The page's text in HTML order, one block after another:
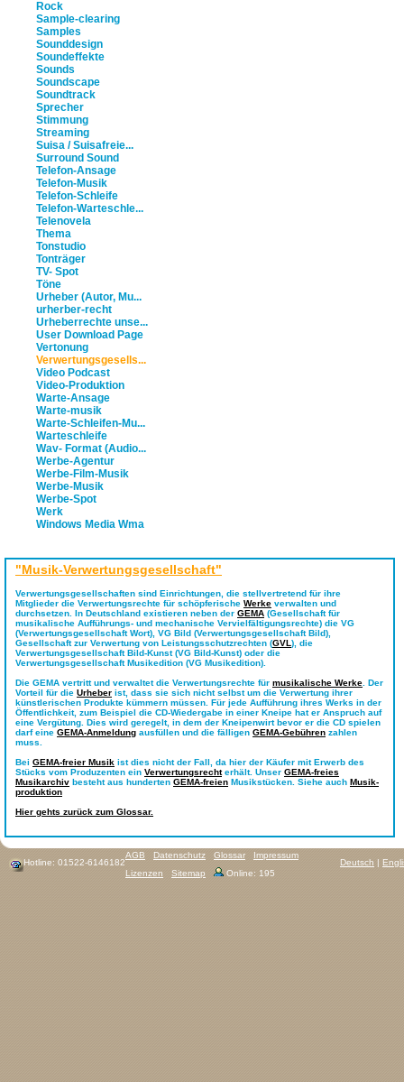
Rock
Sample-clearing
Samples
Sounddesign
Soundeffekte
Sounds
Soundscape
Soundtrack
Sprecher
Stimmung
Streaming
Suisa / Suisafreie...
Surround Sound
Telefon-Ansage
Telefon-Musik
Telefon-Schleife
Telefon-Warteschle...
Telenovela
Thema
Tonstudio
Tonträger
TV- Spot
Töne
Urheber (Autor, Mu...
urherber-recht
Urheberrechte unse...
User Download Page
Vertonung
Verwertungsgesells...
Video Podcast
Video-Produktion
Warte-Ansage
Warte-musik
Warte-Schleifen-Mu...
Warteschleife
Wav- Format (Audio...
Werbe-Agentur
Werbe-Film-Musik
Werbe-Musik
Werbe-Spot
Werk
Windows Media Wma
"Musik-Verwertungsgesellschaft"
Verwertungsgesellschaften sind Einrichtungen, die stellvertretend für ihre
Mitglieder die Verwertungsrechte für schöpferische Werke verwalten und
durchsetzen. In Deutschland existieren neben der GEMA (Gesellschaft für
musikalische Aufführungs- und mechanische Vervielfältigungsrechte) die VG
(VerwertungsgesellschaftWort), VG Bild (VerwertungsgesellschaftBild),
Gesellschaft zur Verwertung von Leistungsschutzrechten (GVL), die
VerwertungsgesellschaftBild-Kunst (VG Bild-Kunst) oder die
VerwertungsgesellschaftMusikedition (VG Musikedition).
Die GEMA vertritt und verwaltet die Verwertungsrechte für musikalische Werke . Der
Vorteil für die Urheber ist, dass sie sich nicht selbst um die Verwertung ihrer
künstlerischen Produkte kümmern müssen. Für jede Aufführung ihres Werks in der
Öffentlichkeit, zum Beispiel die CD-Wiedergabe in einer Kneipe hat er Anspruch auf
eine Vergütung. Dies wird geregelt, in dem der Kneipenwirt bevor er die CD spielen
darf eine GEMA-Anmeldung ausfüllen und die fälligen GEMA-Gebühren zahlen
muss.
Bei GEMA-freier Musik ist dies nicht der Fall, da hier der Käufer mit Erwerb des
Stücks vom Produzenten ein Verwertungsrechterhält. Unser GEMA-freies
Musikarchiv besteht aus hunderten GEMA-freien Musikstücken. Siehe auch Musik-
produktion
Hier gehts zurück zum Glossar.
Hotline: 01522-6146182 Deutsch |
AGB Datenschutz Glossar
Impressum
Lizenzen
Sitemap Online: 195